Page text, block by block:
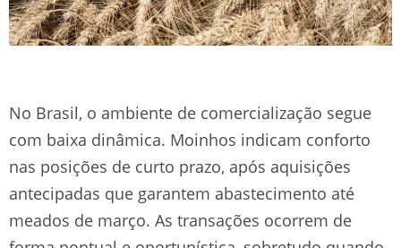
No Brasil, o ambiente de comercialização segue
com baixa dinâmica. Moinhos indicam conforto
nas posições de curto prazo, após aquisições
antecipadas que garantem abastecimento até
meados de março. As transações ocorrem de